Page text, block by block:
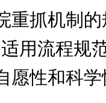
重抓机制
用流程规
愿性和科学